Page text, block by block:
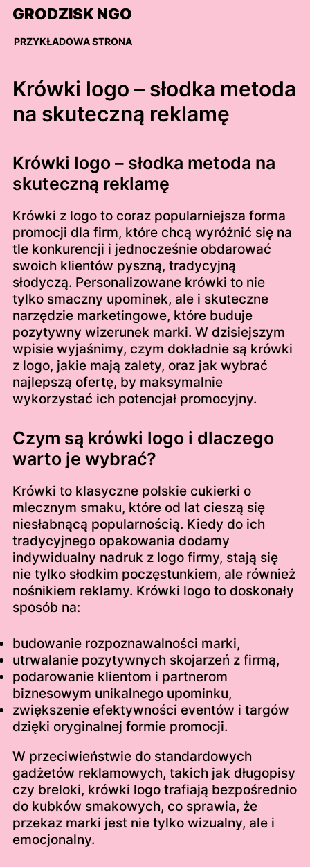
Skip
content
GRODZISK NGO
PRZYKŁADOWA STRONA
Krówki logo – słodka metoda
na skuteczną reklamę
Krówki logo – słodka metoda na
skuteczną reklamę
Krówki z logo to coraz popularniejsza forma
promocji dla firm, które chcą wyróżnić się na
tle konkurencji i jednocześnie obdarować
swoich klientów pyszną, tradycyjną
słodyczą. Personalizowane krówki to nie
tylko smaczny upominek, ale i skuteczne
narzędzie marketingowe, które buduje
pozytywny wizerunek marki. W dzisiejszym
wpisie wyjaśnimy, czym dokładnie są krówki
z logo, jakie mają zalety, oraz jak wybrać
najlepszą ofertę, by maksymalnie
wykorzystać ich potencjał promocyjny.
Czym są krówki logo i dlaczego
warto je wybrać?
Krówki to klasyczne polskie cukierki o
mlecznym smaku, które od lat cieszą się
niesłabnącą popularnością. Kiedy do ich
tradycyjnego opakowania dodamy
indywidualny nadruk z logo firmy, stają się
nie tylko słodkim poczęstunkiem, ale również
nośnikiem reklamy. Krówki logo to doskonały
sposób na:
budowanie rozpoznawalności marki,
utrwalanie pozytywnych skojarzeń z firmą,
podarowanie klientom i partnerom
biznesowym unikalnego upominku,
zwiększenie efektywności eventów i targów
dzięki oryginalnej formie promocji.
W przeciwieństwie do standardowych
gadżetów reklamowych, takich jak długopisy
czy breloki, krówki logo trafiają bezpośrednio
do kubków smakowych, co sprawia, że
przekaz marki jest nie tylko wizualny, ale i
emocjonalny.